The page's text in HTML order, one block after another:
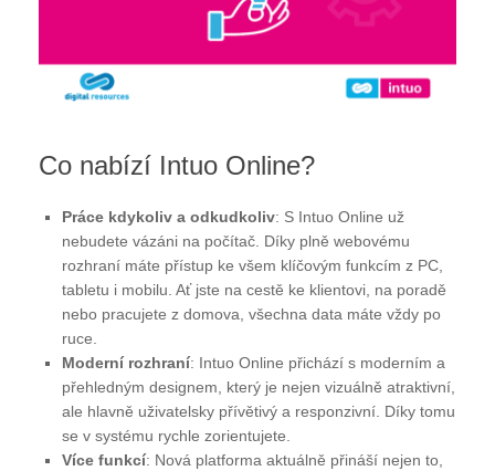
Co nabízí Intuo Online?
Práce kdykoliv a odkudkoliv: S Intuo Online už
nebudete vázáni na počítač. Díky plně webovému
rozhraní máte přístup ke všem klíčovým funkcím z PC,
tabletu i mobilu. Ať jste na cestě ke klientovi, na poradě
nebo pracujete z domova, všechna data máte vždy po
ruce.
Moderní rozhraní: Intuo Online přichází s moderním a
přehledným designem, který je nejen vizuálně atraktivní,
ale hlavně uživatelsky přívětivý a responzivní. Díky tomu
se v systému rychle zorientujete.
Více funkcí: Nová platforma aktuálně přináší nejen to,